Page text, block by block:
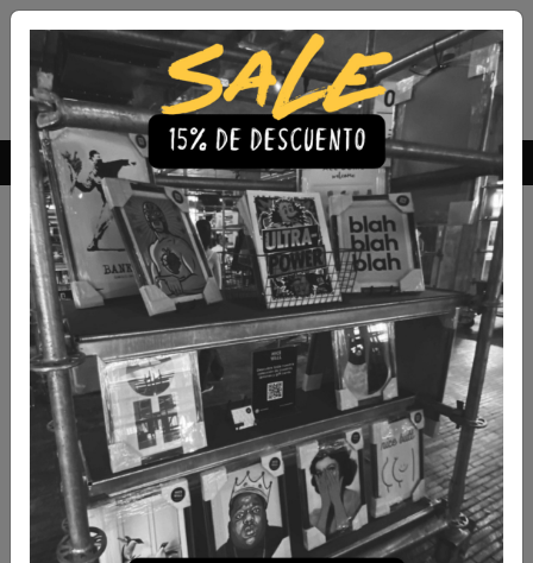
Envío Gratis a todo Chile comprando 3 o más productos